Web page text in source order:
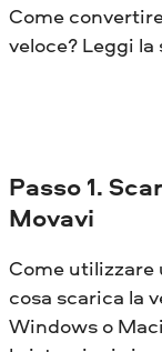
Come
veloce? Leggi
Passo 1.
Movavi
Come utilizzare
cosa scarica la
Windows o